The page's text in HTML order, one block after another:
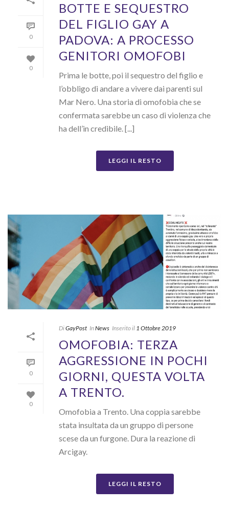
0
0
BOTTE E SEQUESTRO
DEL FIGLIO GAY A
PADOVA: A PROCESSO
GENITORI OMOFOBI
Prima le botte, poi il sequestro del figlio e
l’obbligo di andare a vivere dai parenti sul
Mar Nero. Una storia di omofobia che se
confermata sarebbe un caso di violenza che
ha dell’in credibile. [...]
LEGGI IL RESTO
0
0
DiGayPost InNews Inserito il 1 Ottobre 2019
OMOFOBIA: TERZA
AGGRESSIONE IN POCHI
GIORNI, QUESTA VOLTA
A TRENTO.
Omofobia a Trento. Una coppia sarebbe
stata insultata da un gruppo di persone
scese da un furgone. Dura la reazione di
Arcigay.
LEGGI IL RESTO